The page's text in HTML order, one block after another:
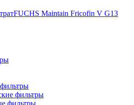
FUCHS Maintain Fricofin V G13
фильтры
фильтры